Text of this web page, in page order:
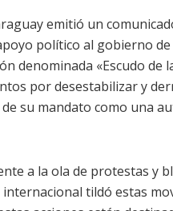
emitió un
político al gobierno de
denominada «Escudo de
por desestabilizar y
su mandato como una
a la ola de protestas y
tildó estas